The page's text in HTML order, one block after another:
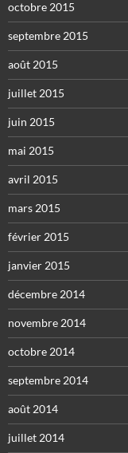
octobre 2015
septembre 2015
août 2015
juillet 2015
juin 2015
mai 2015
avril 2015
mars 2015
février 2015
janvier 2015
décembre 2014
novembre 2014
octobre 2014
septembre 2014
août 2014
juillet 2014